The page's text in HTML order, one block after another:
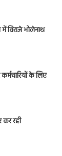
विराजे भोलेनाथ
के लिए
कर रही